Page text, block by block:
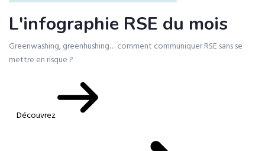
L'infographie RSE du mois
Greenwashing, greenhushing… comment communiquer RSE sans se
mettre en risque ?
Découvrez